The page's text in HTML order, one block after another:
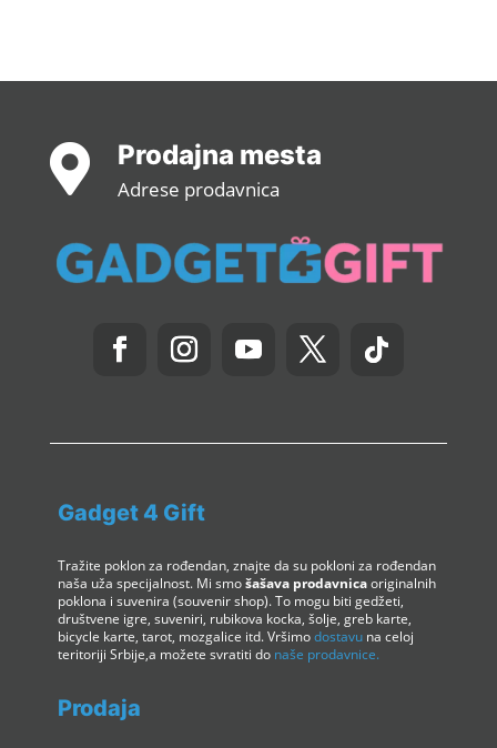
 Prodajna mesta
Adrese prodavnica
Gadget 4 Gift
Tražite poklon za rođendan, znajte da su pokloni za rođendan
naša uža specijalnost. Mi smošašava prodavnicaoriginalnih
poklona i suvenira (souvenir shop). To mogu biti gedžeti,
društvene igre, suveniri, rubikova kocka, šolje, greb karte,
bicycle karte, tarot, mozgalice itd. Vršimodostavu na celoj
teritoriji Srbije,a možete svratiti do naše prodavnice.
Prodaja